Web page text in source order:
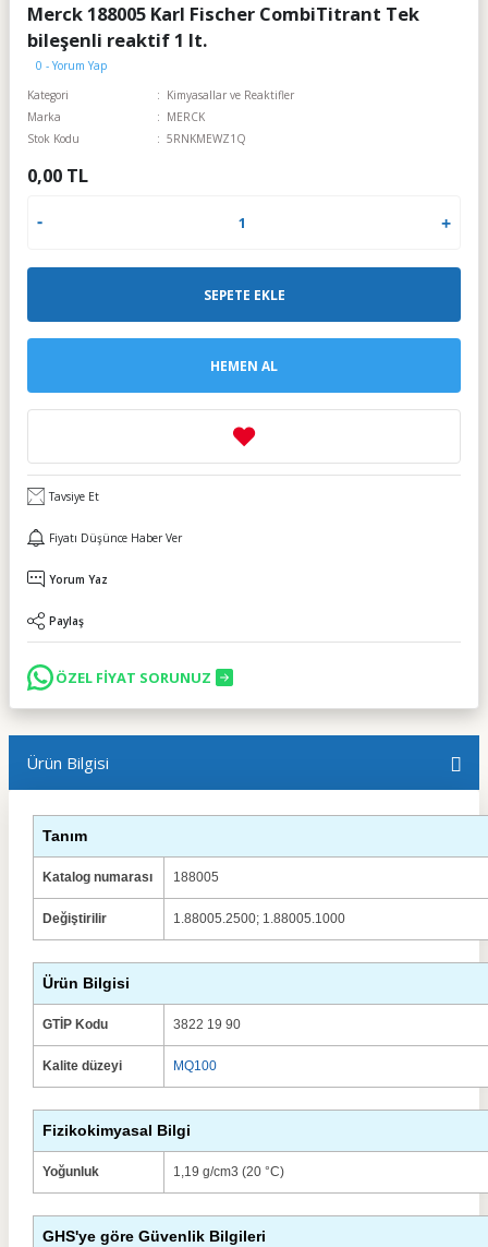
Merck 188005 Karl Fischer CombiTitrant Tek
bileşenli reaktif 1 lt.
0 - Yorum Yap
Kategori
Kimyasallar ve Reaktifler
Marka
MERCK
Stok Kodu
5RNKMEWZ1Q
0,00 TL
SEPETE EKLE
HEMEN AL
Tavsiye Et
Fiyatı Düşünce Haber Ver
Yorum Yaz
Paylaş
ÖZEL FİYAT SORUNUZ
Ürün Bilgisi
Tanım
Katalog numarası 188005
Değiştirilir 1.88005.2500; 1.88005.1000
Ürün Bilgisi
GTİP Kodu 3822 19 90
Kalite düzeyi MQ100
Fizikokimyasal Bilgi
Yoğunluk 1,19 g/cm3 (20 °C)
GHS'ye göre Güvenlik Bilgileri